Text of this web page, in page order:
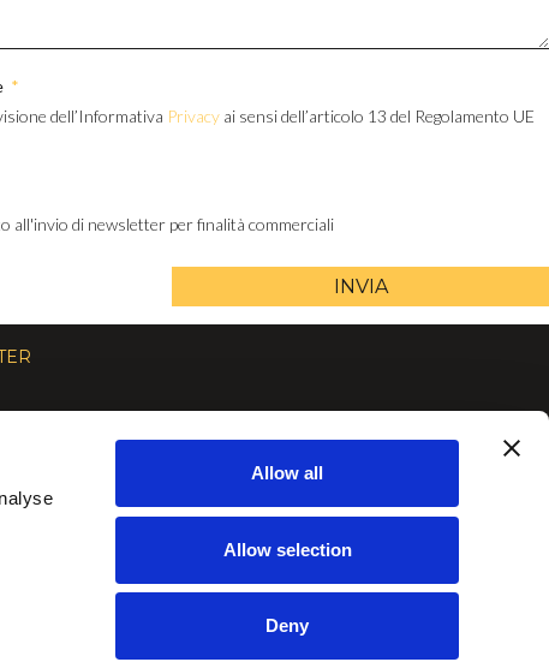
Allow all
Allow selection
Deny
dell’Informativa Privacy ai sensi dell’articolo 13 del Regolamento UE
all'invio di newsletter per finalità commerciali
INVIA
TIMELESS
AREA RISERVATA